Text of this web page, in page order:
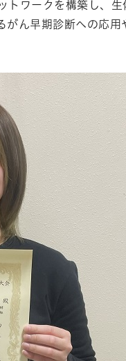
ワークを構築し、
がん早期診断への応